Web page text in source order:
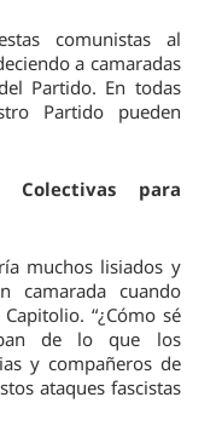
comunistas al
a camaradas
Partido. En todas
Partido pueden
Colectivas para
muchos lisiados y
camarada cuando
“¿Cómo sé
de lo que los
y compañeros de
ataques fascistas